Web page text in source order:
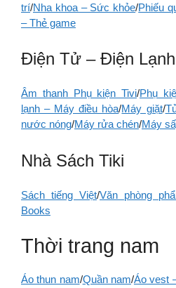
trí/Nha khoa – Sức khỏe/Phiếu
– Thẻ game
Điện Tử – Điện Lạnh
Âm thanh Phụ kiện Tivi/Phụ
lạnh – Máy điều hòa/Máy giặt/
nước nóng/Máy rửa chén/Máy
Nhà Sách Tiki
Sách tiếng Việt/Văn phòng
Books
Thời trang nam
Áo thun nam/Quần nam/Áo vest